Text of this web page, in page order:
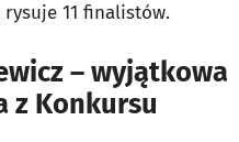
11 finalistów.
– wyjątkowa
z Konkursu